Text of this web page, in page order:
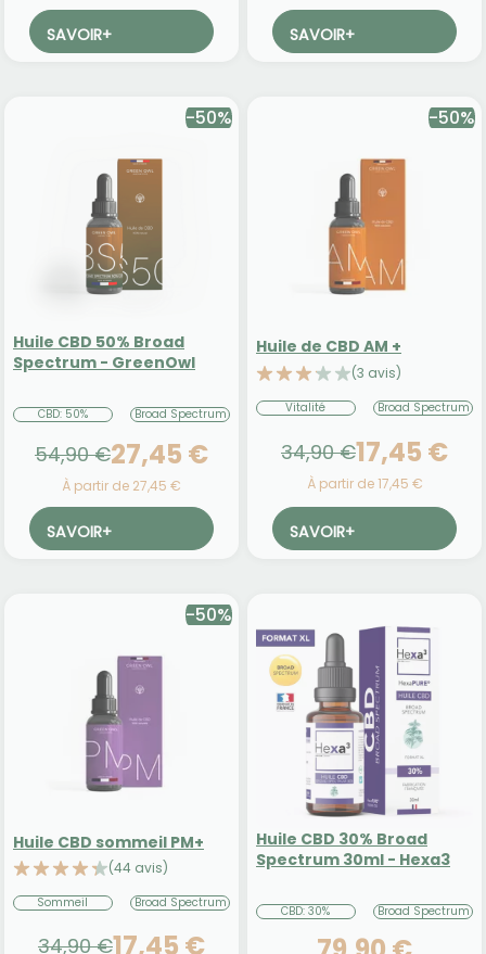
SAVOIR+ SAVOIR+
-50%
Huile CBD 50% Broad
Spectrum - GreenOwl
CBD: 50% Broad Spectrum
54,90 €27,45 €
À partir de 27,45 €
SAVOIR+
-50%
Huile de CBD AM +
(3 avis)
Vitalité Broad Spectrum
34,90 €17,45 €
À partir de 17,45 €
SAVOIR+
-50%
Huile CBD sommeil PM+
(44 avis)
Sommeil Broad Spectrum
34,90 €17,45 €
Huile CBD 30% Broad
Spectrum 30ml - Hexa3
CBD: 30% Broad Spectrum